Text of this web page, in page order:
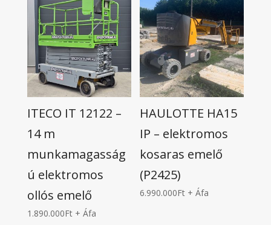
ITECO IT 12122 –
14 m
munkamagasság
ú elektromos
ollós emelő
1.890.000Ft + Áfa
HAULOTTE HA15
IP – elektromos
kosaras emelő
(P2425)
6.990.000Ft + Áfa